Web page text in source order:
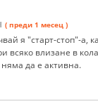
( преди 1 месец )
я "старт-стоп"-а,
всяко влизане в
да е активна.